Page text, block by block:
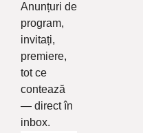
Anunțuri de
program,
invitați,
premiere,
tot ce
contează
— direct în
inbox.